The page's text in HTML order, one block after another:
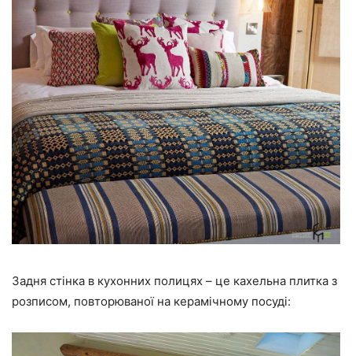
Задня стінка в кухонних полицях – це кахельна плитка з
розписом, повторюваної на керамічному посуді: